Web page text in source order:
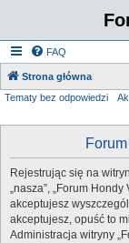
FAQ
Strona główna
Tematy bez odpowiedzi
Rejestrując się na
„nasza”, „Forum
akceptujesz
akceptujesz, opuść to
Administracja witryny